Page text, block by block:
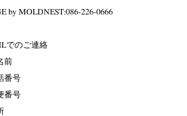
by MOLDNEST:086-226-0666
でのご連絡
前
番号
番号